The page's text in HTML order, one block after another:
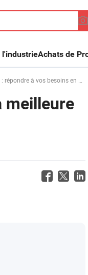
l'industrieAchats de
matière de performance et de fiabilité
meilleure